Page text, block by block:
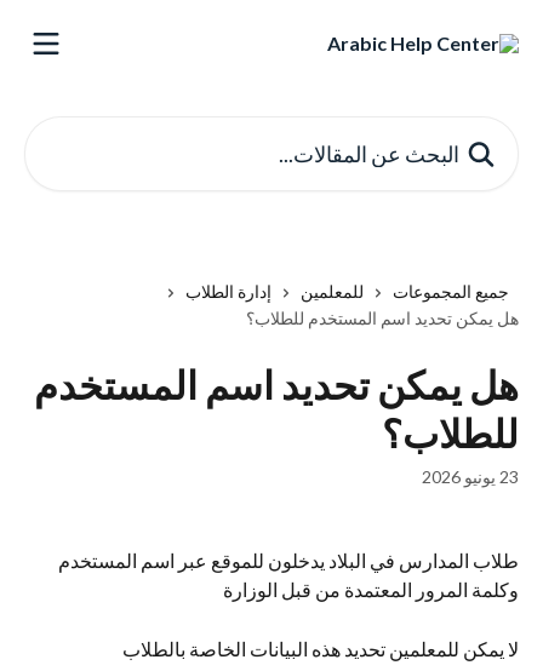
جميع المجموعات للمعلمين
إدارة الطلاب
هل يمكن تحديد اسم المستخدم للطلاب؟
هل يمكن تحديد اسم المستخدم
للطلاب؟
23 يونيو 2026
طلاب المدارس في البلاد يدخلون للموقع عبر اسم المستخدم
وكلمة المرور المعتمدة من قبل الوزارة
لا يمكن للمعلمين تحديد هذه البيانات الخاصة بالطلاب